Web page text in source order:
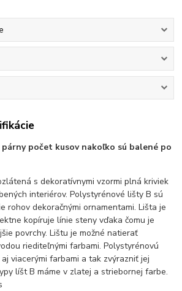
počet kusov nakoľko sú balené po
s dekoratívnymi vzormi plná kriviek
interiérov. Polystyrénové lišty B sú
rohov dekoračnými ornamentami. Lišta je
kopíruje línie steny vďaka čomu je
povrchy. Lištu je možné natierať
riediteľnými farbami. Polystyrénovú
viacerými farbami a tak zvýrazniť jej
líšt B máme v zlatej a striebornej farbe.